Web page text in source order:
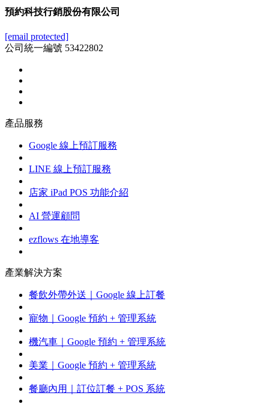
預約科技行銷股份有限公司
[email protected]
公司統一編號 53422802
產品服務
Google 線上預訂服務
LINE 線上預訂服務
店家 iPad POS 功能介紹
AI 營運顧問
ezflows 在地導客
產業解決方案
餐飲外帶外送｜Google 線上訂餐
寵物｜Google 預約 + 管理系統
機汽車｜Google 預約 + 管理系統
美業｜Google 預約 + 管理系統
餐廳內用｜訂位訂餐 + POS 系統